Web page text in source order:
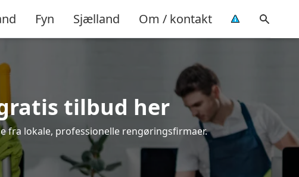
Fyn Sjælland Om / kontakt
tilbud her
fra lokale, professionelle rengøringsfirmaer.